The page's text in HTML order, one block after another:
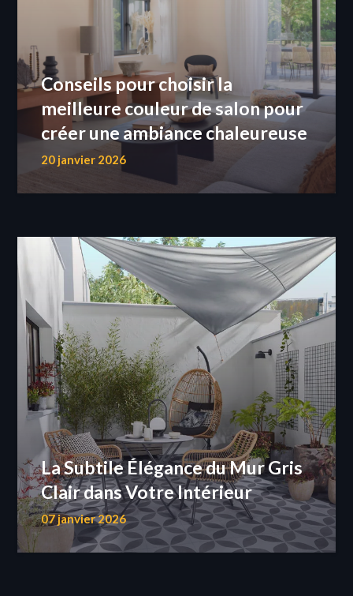
Conseils pour choisir la
meilleure couleur de salon pour
créer une ambiance chaleureuse
20 janvier 2026
La Subtile Élégance du Mur Gris
Clair dans Votre Intérieur
07 janvier 2026